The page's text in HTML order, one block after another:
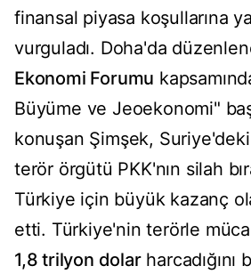
finansal piyasa koşullarına
vurguladı. Doha'da
Ekonomi Forumu
Büyüme ve Jeoekonomi"
konuşan Şimşek,
terör örgütü PKK'nın silah
Türkiye için büyük kazanç
etti. Türkiye'nin terörle
1,8 trilyon dolarharcadığını